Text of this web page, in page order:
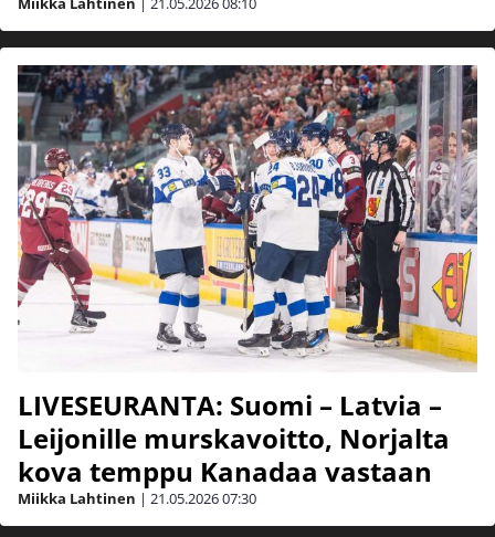
LIVESEURANTA: Suomi – Latvia –
Leijonille murskavoitto, Norjalta
kova temppu Kanadaa vastaan
Miikka Lahtinen | 21.05.202607:30